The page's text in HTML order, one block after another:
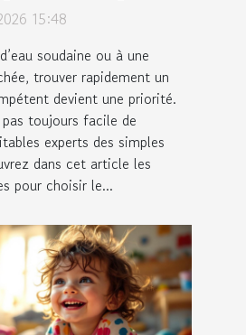
?
15:48
soudaine ou à une
trouver rapidement un
devient une priorité.
toujours facile de
experts des simples
dans cet article les
pour choisir le...